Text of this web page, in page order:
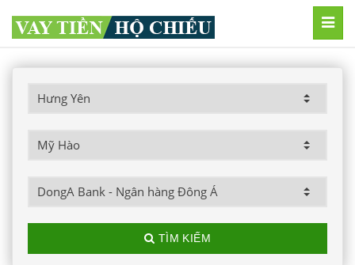
TÌM KIẾM